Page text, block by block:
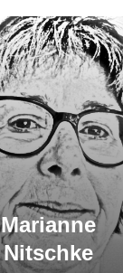
Marianne
Nitschke